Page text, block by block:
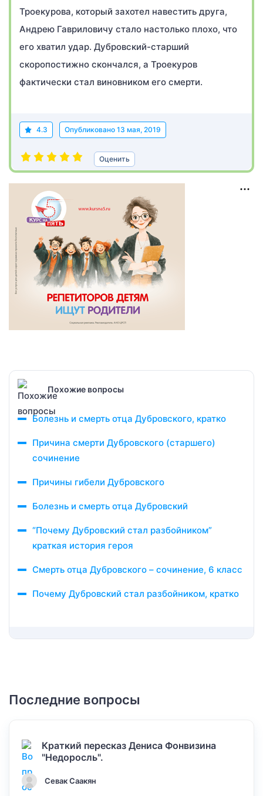
Троекурова, который захотел навестить друга,
Андрею Гавриловичу стало настолько плохо, что
его хватил удар. Дубровский-старший
скоропостижно скончался, а Троекуров
фактически стал виновником его смерти.
4.3 Опубликовано 13 мая, 2019
Оценить
Похожие вопросы
Болезнь и смерть отца Дубровского, кратко
Причина смерти Дубровского (старшего)
сочинение
Причины гибели Дубровского
Болезнь и смерть отца Дубровский
“Почему Дубровский стал разбойником”
краткая история героя
Смерть отца Дубровского – сочинение, 6 класс
Почему Дубровский стал разбойником, кратко
Последние вопросы
Краткий пересказ Дениса Фонвизина
"Недоросль".
Севак Саакян